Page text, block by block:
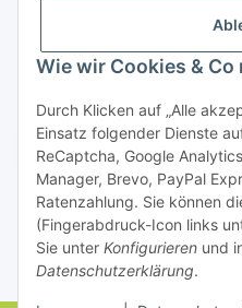
Wie wir Cookies & Co
Durch Klicken auf „Alle
Einsatz folgender Dienste
ReCaptcha, Google
Manager, Brevo, PayPal
Ratenzahlung. Sie können
(Fingerabdruck-Icon links
Sie unter Konfigurieren und
Datenschutzerklärung.
Rechtliches
Vertrag
* Alle Preise inkl. gesetzlicher USt.,